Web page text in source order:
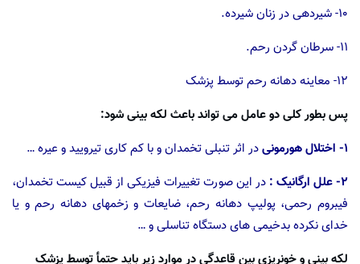
۱۰- شیردهی در زنان شیرده.
۱۱- سرطان گردن رحم.
۱۲- معاینه دهانه رحم توسط پزشک
پس بطور کلی دو عامل می تواند باعث لکه بینی شود:
۱- اختلال هورمونی
در اثر تنبلی تخمدان و با کم کاری تیرویید و عیره …
۲- علل ارگانیک :
در این صورت تغییرات فیزیکی از قبیل کیست تخمدان،
فیبروم رحمی، پولیپ دهانه رحم، ضایعات و زخمهای دهانه رحم و یا
خدای نکرده بدخیمی های دستگاه تناسلی و …
لکه بینی و خونریزی بین قاعدگی در موارد زیر باید حتمأ توسط پزشک